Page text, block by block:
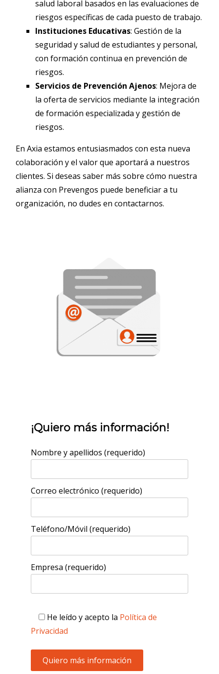
salud laboral basados en las evaluaciones de
riesgos específicas de cada puesto de trabajo.
Instituciones Educativas: Gestión de la
seguridad y salud de estudiantes y personal,
con formación continua en prevención de
riesgos.
Servicios de Prevención Ajenos: Mejora de
la oferta de servicios mediante la integración
de formación especializada y gestión de
riesgos.
En Axia estamos entusiasmados con esta nueva
colaboración y el valor que aportará a nuestros
clientes. Si deseas saber más sobre cómo nuestra
alianza con Prevengos puede beneficiar a tu
organización, no dudes en contactarnos.
¡Quiero más información!
Nombre y apellidos (requerido)
Correo electrónico (requerido)
Teléfono/Móvil (requerido)
Empresa (requerido)
He leído y acepto la Política de
Privacidad